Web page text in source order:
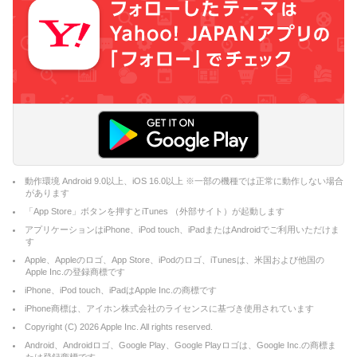
動作環境 Android 9.0以上、iOS 16.0以上 ※一部の機種では正常に動作しない場合
があります
「App Store」ボタンを押すとiTunes （外部サイト）が起動します
アプリケーションはiPhone、iPod touch、iPadまたはAndroidでご利用いただけま
す
Apple、Appleのロゴ、App Store、iPodのロゴ、iTunesは、米国および他国の
Apple Inc.の登録商標です
iPhone、iPod touch、iPadはApple Inc.の商標です
iPhone商標は、アイホン株式会社のライセンスに基づき使用されています
Copyright (C) 2026Apple Inc. All rights reserved.
Android、Androidロゴ、Google Play、Google Playロゴは、Google Inc.の商標ま